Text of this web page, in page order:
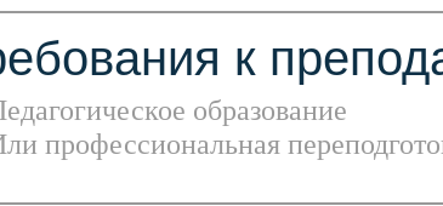
образование
профессиональная
к